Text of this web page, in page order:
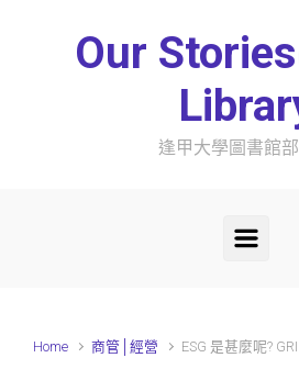
Our
逢甲大學圖書館
Home 商管│經營 ESG 是甚麼呢?